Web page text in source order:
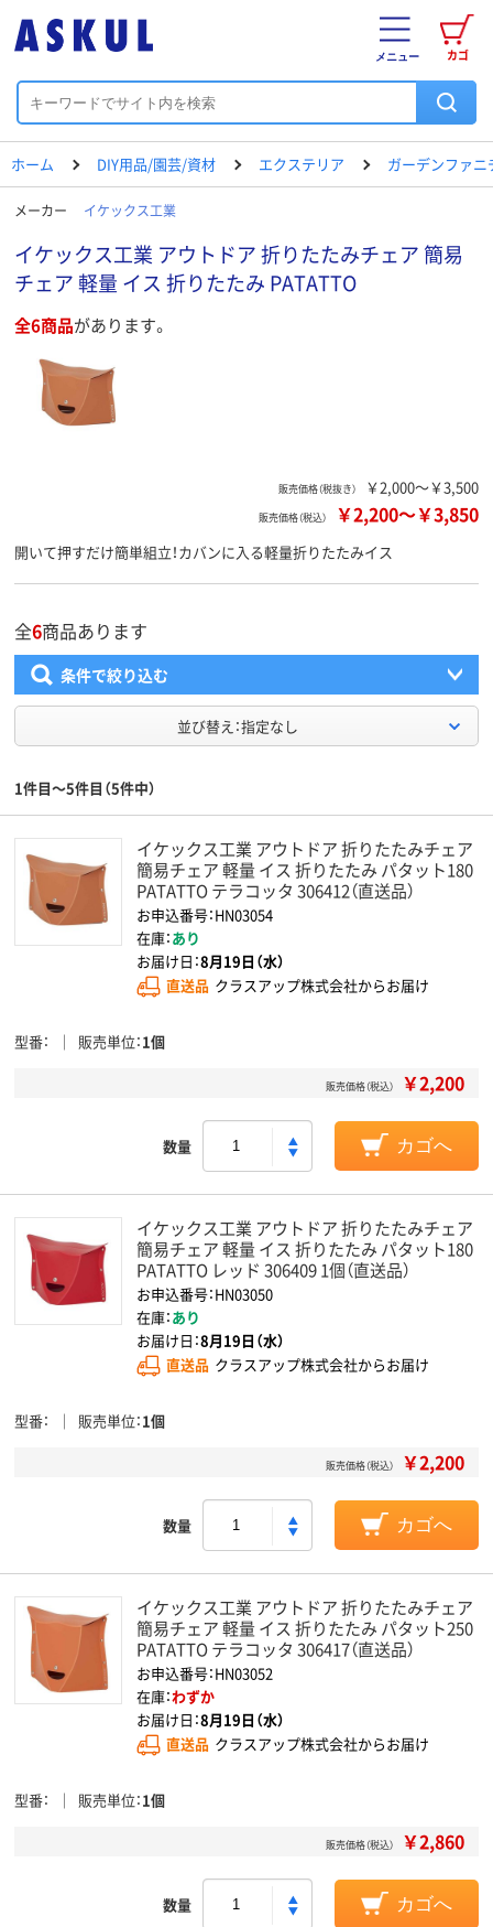
カゴ
メニュー
ホーム DIY用品/園芸/資材 エクステリア ガーデンファニ
メーカー イケックス工業
イケックス工業 アウトドア 折りたたみチェア 簡易
チェア 軽量 イス 折りたたみ PATATTO
全6商品があります。
販売価格（税抜き） ￥2,000～￥3,500
販売価格（税込） ￥2,200～￥3,850
開いて押すだけ簡単組立！カバンに入る軽量折りたたみイス
全6商品あります
条件で絞り込む
並び替え：指定なし
1件目～5件目（5件中）
イケックス工業 アウトドア 折りたたみチェア
簡易チェア 軽量 イス 折りたたみ パタット180
PATATTO テラコッタ 306412（直送品）
お申込番号：HN03054
在庫：あり
お届け日：8月19日（水）
直送品 クラスアップ株式会社からお届け
型番 販売単位 1個
販売価格（税込） ￥2,200
数量 カゴへ
イケックス工業 アウトドア 折りたたみチェア
簡易チェア 軽量 イス 折りたたみ パタット180
PATATTO レッド 306409 1個（直送品）
お申込番号：HN03050
在庫：あり
お届け日：8月19日（水）
直送品 クラスアップ株式会社からお届け
型番 販売単位 1個
販売価格（税込） ￥2,200
数量 カゴへ
イケックス工業 アウトドア 折りたたみチェア
簡易チェア 軽量 イス 折りたたみ パタット250
PATATTO テラコッタ 306417（直送品）
お申込番号：HN03052
在庫：わずか
お届け日：8月19日（水）
直送品 クラスアップ株式会社からお届け
型番 販売単位 1個
販売価格（税込） ￥2,860
数量 カゴへ